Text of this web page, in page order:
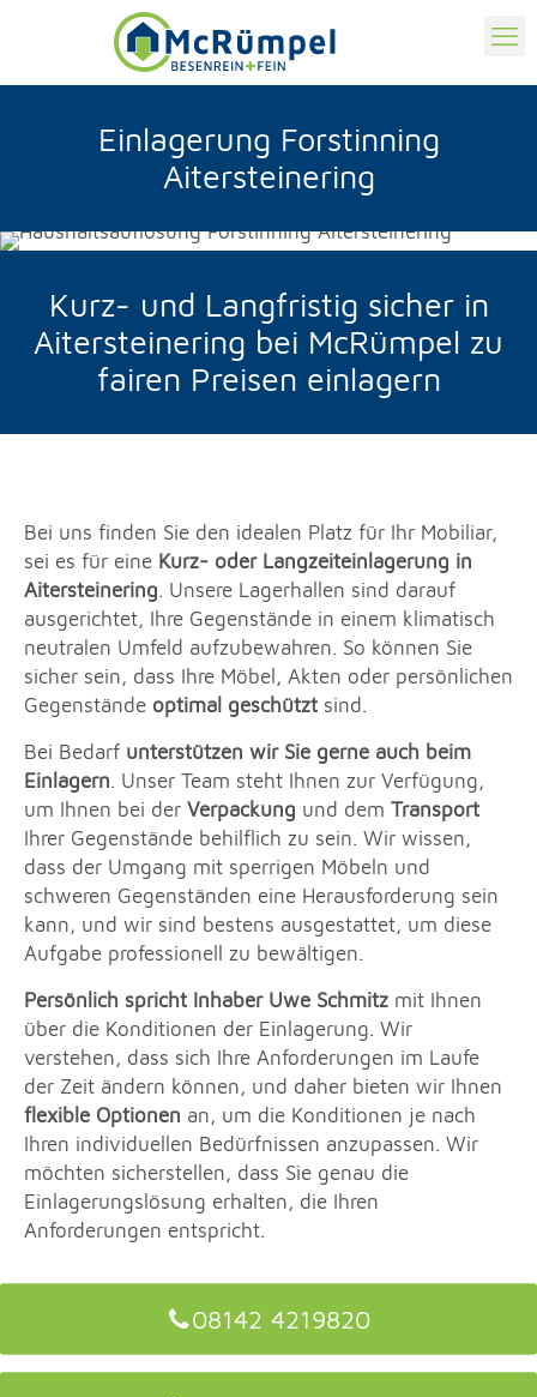
Einlagerung Forstinning
Aitersteinering
Kurz- und Langfristig sicher in
Aitersteinering bei McRümpel zu
fairen Preisen einlagern
Bei uns finden Sie den idealen Platz für Ihr Mobiliar,
sei es für eine Kurz- oder Langzeiteinlagerung in
Aitersteinering. Unsere Lagerhallen sind darauf
ausgerichtet, Ihre Gegenstände in einem klimatisch
neutralen Umfeld aufzubewahren. So können Sie
sicher sein, dass Ihre Möbel, Akten oder persönlichen
Gegenstände optimal geschützt sind.
Bei Bedarf unterstützen wir Sie gerne auch beim
Einlagern. Unser Team steht Ihnen zur Verfügung,
um Ihnen bei der Verpackung und dem Transport
Ihrer Gegenstände behilflich zu sein. Wir wissen,
dass der Umgang mit sperrigen Möbeln und
schweren Gegenständen eine Herausforderung sein
kann, und wir sind bestens ausgestattet, um diese
Aufgabe professionell zu bewältigen.
Persönlich spricht Inhaber Uwe Schmitz mit Ihnen
über die Konditionen der Einlagerung. Wir
verstehen, dass sich Ihre Anforderungen im Laufe
der Zeit ändern können, und daher bieten wir Ihnen
flexible Optionen an, um die Konditionen je nach
Ihren individuellen Bedürfnissen anzupassen. Wir
möchten sicherstellen, dass Sie genau die
Einlagerungslösung erhalten, die Ihren
Anforderungen entspricht.
08142 4219820